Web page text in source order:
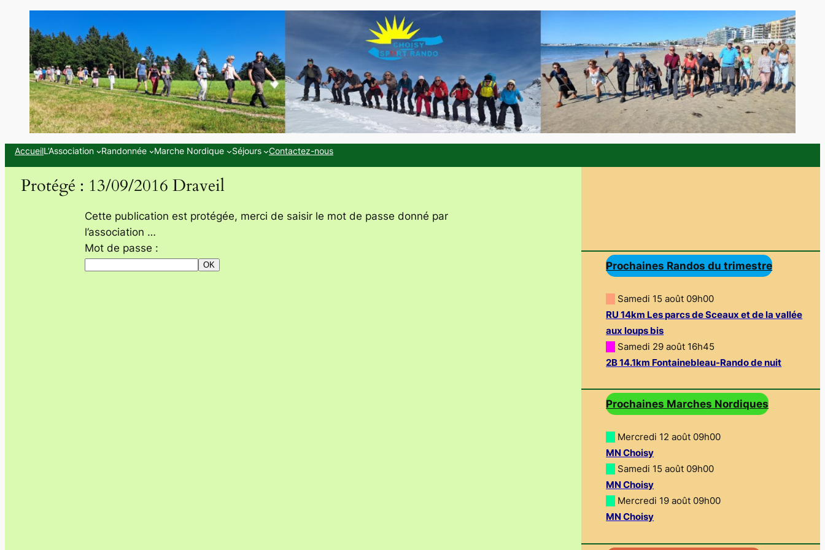
contenu
AccueilL’Association Randonnée Marche Nordique Séjours Contactez-nous
Protégé : 13/09/2016 Draveil
Cette publication est protégée, merci de saisir le mot de passe donné par
l’association …
Mot de passe :
Prochaines Randos du trimestre
Samedi 15 août 09h00
RU 14km Les parcs de Sceaux et de la vallée
aux loups bis
Samedi 29 août 16h45
2B 14.1km Fontainebleau-Rando de nuit
Prochaines Marches Nordiques
Mercredi 12 août 09h00
MN Choisy
Samedi 15 août 09h00
MN Choisy
Mercredi 19 août 09h00
MN Choisy